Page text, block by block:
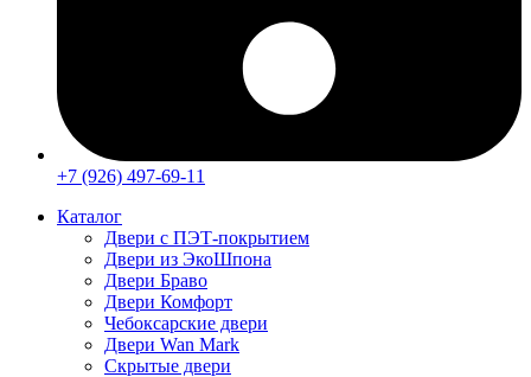
+7 (926) 497-69-11
Каталог
Двери с ПЭТ-покрытием
Двери из ЭкоШпона
Двери Браво
Двери Комфорт
Чебоксарские двери
Двери Wan Mark
Скрытые двери